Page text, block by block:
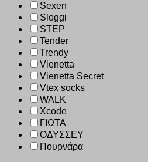
Sexen
Sloggi
STEP
Tender
Trendy
Vienetta
Vienetta Secret
Vtex socks
WALK
Xcode
ΓΙΩΤΑ
ΟΔΥΣΣΕΥ
Πουρνάρα